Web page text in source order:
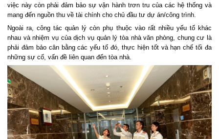
việc này còn phải đảm bảo sự vận hành trơn tru của các hệ thống và
mang đến nguồn thu về tài chính cho chủ đầu tư dự án/công trình.
Ngoài ra, công tác quản lý còn phụ thuộc vào rất nhiều yếu tố khác
nhau và nhiệm vụ của dịch vụ quản lý tòa nhà văn phòng, chung cư là
phải đảm bảo cân bằng các yếu tố đó, thực hiện tốt và hạn chế tối đa
những sự cố, vấn đề liên quan đến tòa nhà.